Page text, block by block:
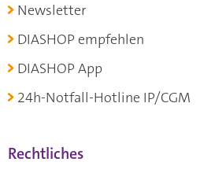
Newsletter
DIASHOP empfehlen
DIASHOP App
24h-Notfall-Hotline IP/CGM
Rechtliches